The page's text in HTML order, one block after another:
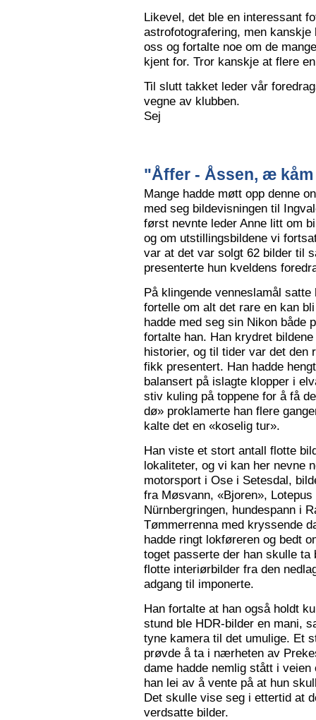
Likevel, det ble en interessant
astrofotografering, men
oss og fortalte noe om de
kjent for. Tror kanskje at flere
Til slutt takket leder vår
vegne av klubben.
Sej
"Åffer - Åssen, æ
Mange hadde møtt opp denne
med seg bildevisningen til
først nevnte leder Anne litt om
og om utstillingsbildene vi
var at det var solgt 62 bilder til
presenterte hun kveldens
På klingende venneslamål
fortelle om alt det rare en kan
hadde med seg sin Nikon både
fortalte han. Han krydret
historier, og til tider var det den
fikk presentert. Han hadde
balansert på islagte klopper i
stiv kuling på toppene for å få
dø» proklamerte han flere
kalte det en «koselig tur».
Han viste et stort antall flotte
lokaliteter, og vi kan her nevne
motorsport i Ose i Setesdal,
fra Møsvann, «Bjoren»,
Nürnbergringen, hundespann i
Tømmerrenna med kryssende
hadde ringt lokføreren og bedt
toget passerte der han skulle
flotte interiørbilder fra den
adgang til imponerte.
Han fortalte at han også holdt
stund ble HDR-bilder en mani,
tyne kamera til det umulige. Et
prøvde å ta i nærheten av
dame hadde nemlig stått i
han lei av å vente på at hun
Det skulle vise seg i ettertid at
verdsatte bilder.